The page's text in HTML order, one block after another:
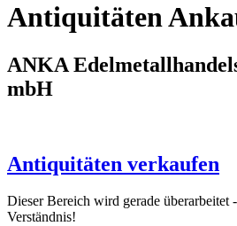
Antiquitäten
ANKA
mbH
Antiquitäten verkaufen
Dieser Bereich wird gerade überarbeitet
Verständnis!